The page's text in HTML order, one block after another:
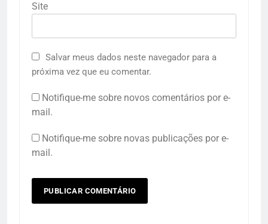
Site
Salvar meus dados neste navegador para a
próxima vez que eu comentar.
Notifique-me sobre novos comentários por e-
mail.
Notifique-me sobre novas publicações por e-
mail.